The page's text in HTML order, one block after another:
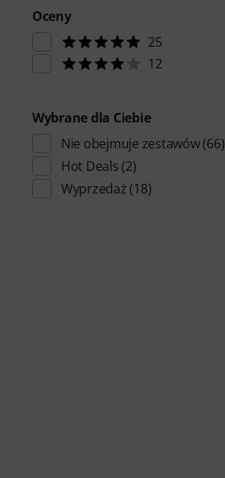
Oceny
25
12
Wybrane dla Ciebie
Nie obejmuje zestawów(66)
Hot Deals (2)
Wyprzedaż (18)